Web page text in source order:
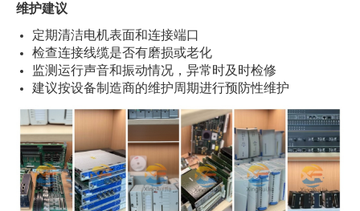
维护建议
定期清洁电机表面和连接端口
检查连接线缆是否有磨损或老化
监测运行声音和振动情况，异常时及时检修
建议按设备制造商的维护周期进行预防性维护